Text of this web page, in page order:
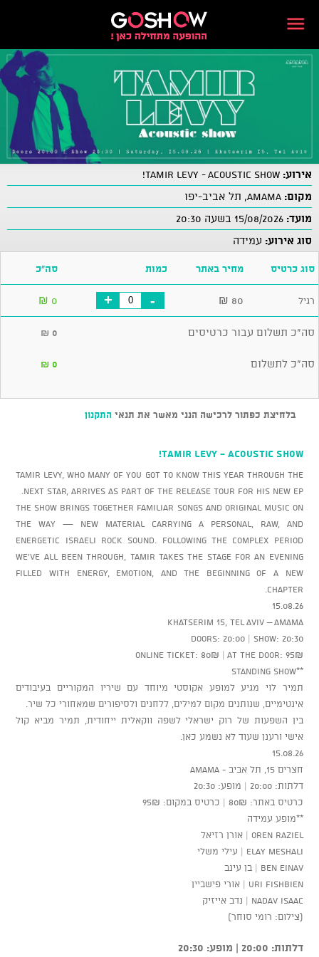
אירוע:
מקום:
מועד:
סוג אירוע: עמידה
סוג כרטיס מחיר באתר כמות סה"כ
רגיל 80
₪
+ -
0
₪
סה"כ תשלום עבור כרטיסים 0
₪
סה"כ לתשלום 0
₪
בלחיצת כפתור לרכישה הנני מאשר את תנאיהתקנון
TAMIR LEVY - Acoustic show!
Tamir Levy, who many of you got to know this year through The
Next Star, arrives as part of the release tour for his new EP.
The show brings together familiar songs and original music on
the way — new material carrying a personal, raw, and
energetic Israeli rock sound. Following the complex period
we’ve all been through, Tamir takes the stage for an evening
filled with energy, emotion, and the beginning of a new
chapter.
15.08.26
Khatserim 15, Tel Aviv – AMAMA
Doors: 20:00 | Show: 20:30
Online ticket: 80₪ | At the door: 95₪
**Standing show
תמיר לוי מגיע למופע אקוסטי מיוחד עם שיריו המקוריים בעיבודים
אינטימיים, שנותנים מקום למילים, ללחנים ולסיפורים שמאחורי כל שיר.
בין השפעות של רוק ישראלי לשפה ווקאלית ייחודית, תמיר מביא קול
אישי ורענן שעוד לא נשמע כאן.
15.08.26
חצרים 15, תל אביב - AMAMA
דלתות: 20:00 | מופע: 20:30
כרטיס באתר: 80₪ | כרטיס במקום: 95₪
**מופע עמידה
Oren Raziel | אורן רזיאל
Elay Meshali | עילי משלי
Ben Einav | בן עינב
Uri Fishbien | אורי פישביין
Nadav Isaac | נדב אייזיק
(צילום: רומי סוחר)
דלתות: 20:00 | מופע: 20:30